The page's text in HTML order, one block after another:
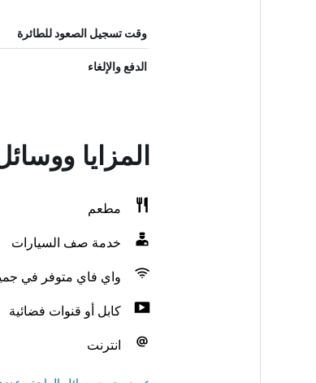
وقت تسجيل الصعود للطائرة
الدفع والإلغاء
المزايا
مطعم
خدمة صف السيارات
واي فاي متوفر في
كابل أو قنوات فضائية
انترنت